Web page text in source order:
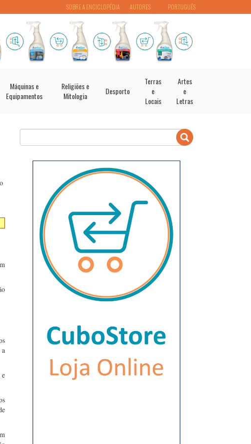
PORTUGUÊS
SOBRE A ENCICLOPÉDIA AUTORES
Máquinas e
Equipamentos
Religiões e
Mitologia
Desporto
Terras
e
Locais
Artes
e
Letras